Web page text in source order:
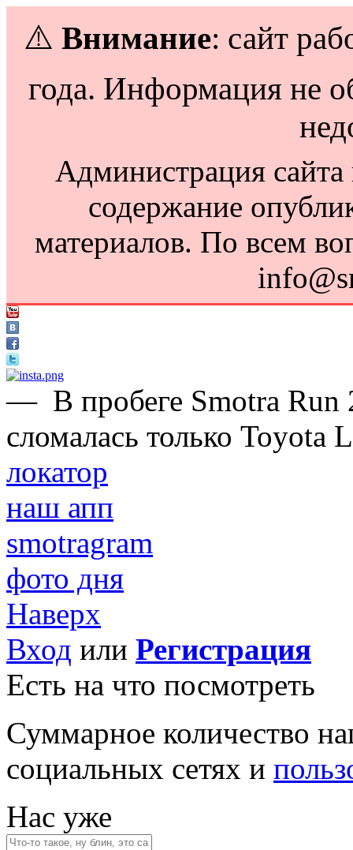
⚠️ Внимание: сайт
года. Информация не
Администрация сайта
содержание
материалов. По всем
— В пробеге Smotra Run
сломалась только Toyota
локатор
наш апп
smotragram
фото дня
Наверх
Вход или Регистрация
Есть на что посмотреть
Суммарное количество
социальных сетях и
Нас уже